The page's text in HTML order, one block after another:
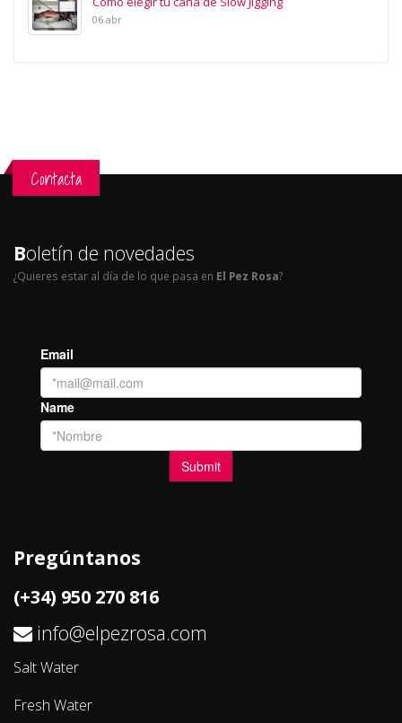
06 abr
Contacta
Boletín de novedades
¿Quieres estar al día de lo que pasa en El Pez Rosa?
Pregúntanos
(+34) 950 270 816
info@elpezrosa.com
Salt Water
Fresh Water